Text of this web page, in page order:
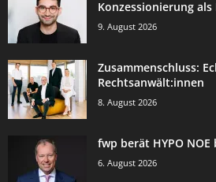
Konzessionierung
9. August 2026
Zusammenschluss:
Rechtsanwält:innen
8. August 2026
fwp berät HYPO NOE
6. August 2026